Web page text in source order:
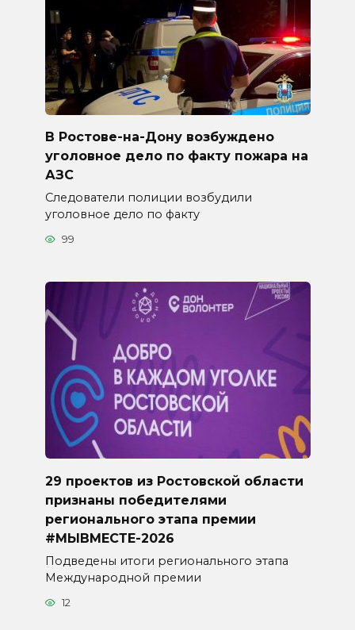
В Ростове-на-Дону возбуждено
уголовное дело по факту пожара на
АЗС
Следователи полиции возбудили
уголовное дело по факту
99
29 проектов из Ростовской области
признаны победителями
регионального этапа премии
#МЫВМЕСТЕ-2026
Подведены итоги регионального этапа
Международной премии
12